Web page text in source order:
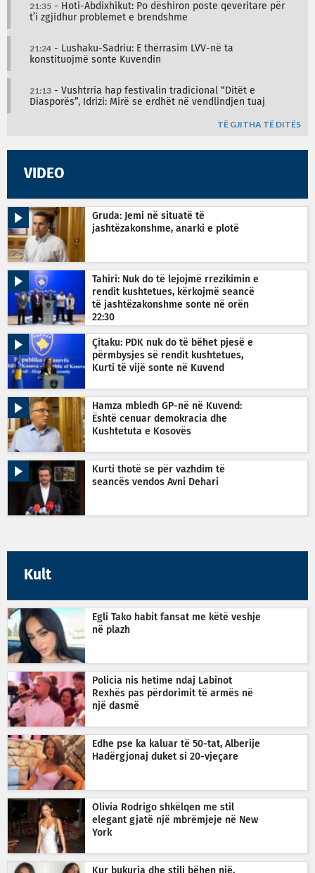
21:35 - Hoti-Abdixhikut: Po dëshiron poste qeveritare për
t’i zgjidhur problemet e brendshme
21:24 - Lushaku-Sadriu: E thërrasim LVV-në ta
konstituojmë sonte Kuvendin
21:13 - Vushtrria hap festivalin tradicional “Ditët e
Diasporës”, Idrizi: Mirë se erdhët në vendlindjen tuaj
TË GJITHA TË DITËS
VIDEO
Gruda: Jemi në situatë të
jashtëzakonshme, anarki e plotë
Tahiri: Nuk do të lejojmë rrezikimin e
rendit kushtetues, kërkojmë seancë
të jashtëzakonshme sonte në orën
22:30
Çitaku: PDK nuk do të bëhet pjesë e
përmbysjes së rendit kushtetues,
Kurti të vijë sonte në Kuvend
Hamza mbledh GP-në në Kuvend:
Është cenuar demokracia dhe
Kushtetuta e Kosovës
Kurti thotë se për vazhdim të
seancës vendos Avni Dehari
Kult
Egli Tako habit fansat me këtë veshje
në plazh
Policia nis hetime ndaj Labinot
Rexhës pas përdorimit të armës në
një dasmë
Edhe pse ka kaluar të 50-tat, Alberije
Hadërgjonaj duket si 20-vjeçare
Olivia Rodrigo shkëlqen me stil
elegant gjatë një mbrëmjeje në New
York